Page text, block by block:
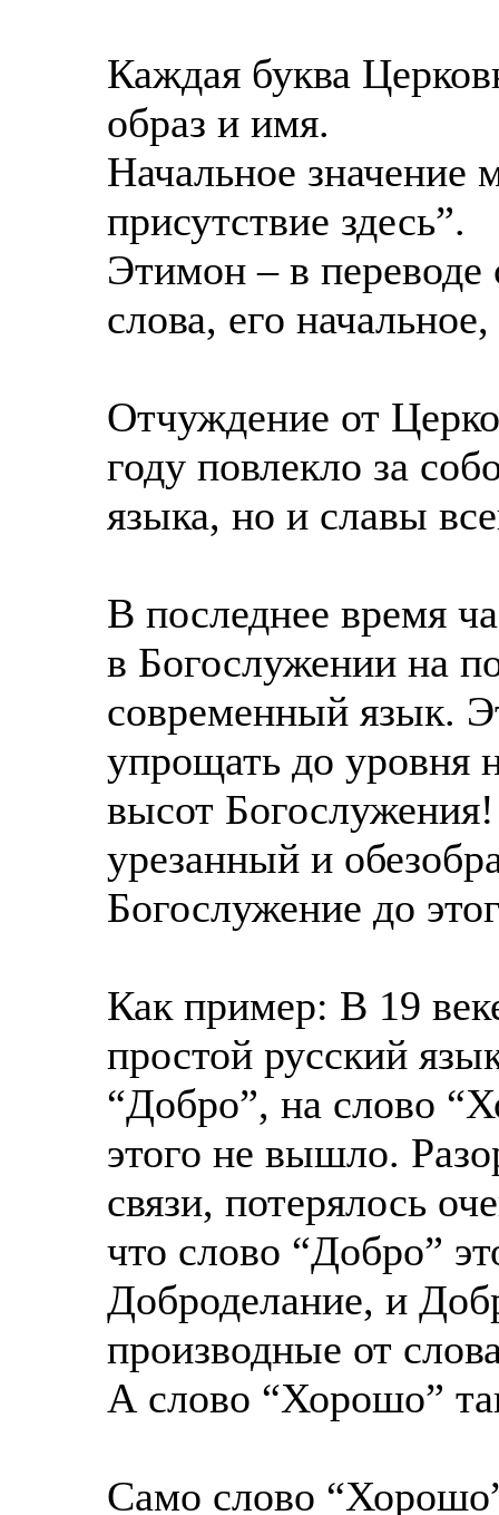
Каждая буква
образ и имя.
Начальное
присутствие здесь”.
Этимон – в переводе
слова, его
Отчуждение от
году повлекло за
языка, но и славы
В последнее время
в Богослужении на
современный язык.
упрощать до уровня
высот
урезанный и
Богослужение до
Как пример: В 19
простой русский
“Добро”, на слово
этого не вышло.
связи, потерялось
что слово “Добро”
Доброделание, и
производные от
А слово “Хорошо”
Само слово